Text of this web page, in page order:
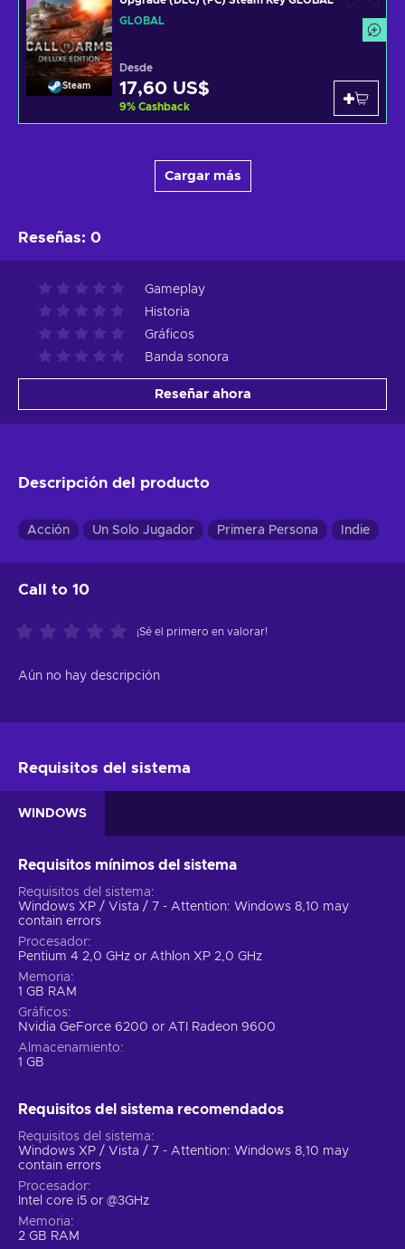
Steam
GLOBAL
Desde
17,60 US$
9% Cashback
Cargar más
Reseñas: 0
Gameplay
Historia
Gráficos
Banda sonora
Reseñar ahora
Descripción del producto
Acción Un Solo Jugador Primera Persona Indie
Call to 10
¡Sé el primero en valorar!
Aún no hay descripción
Requisitos del sistema
WINDOWS
Requisitos mínimos del sistema
Requisitos del sistema
Windows XP / Vista / 7 - Attention: Windows 8,10 may
contain errors
Procesador
Pentium 4 2,0 GHz or Athlon XP 2,0 GHz
Memoria
1 GB RAM
Gráficos
Nvidia GeForce 6200 or ATI Radeon 9600
Almacenamiento
1 GB
Requisitos del sistema recomendados
Requisitos del sistema
Windows XP / Vista / 7 - Attention: Windows 8,10 may
contain errors
Procesador
Intel core i5 or @3GHz
Memoria
2 GB RAM